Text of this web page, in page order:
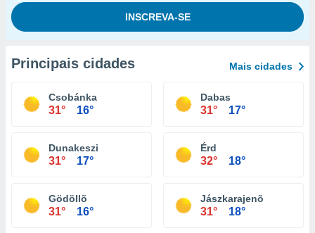
Principais cidades Mais cidades
Csobánka
31° 16°
Dabas
31° 17°
Dunakeszi
31° 17°
Érd
32° 18°
Gödöllõ
31° 16°
Jászkarajenõ
31° 18°